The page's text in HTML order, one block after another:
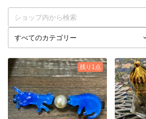
残り1点